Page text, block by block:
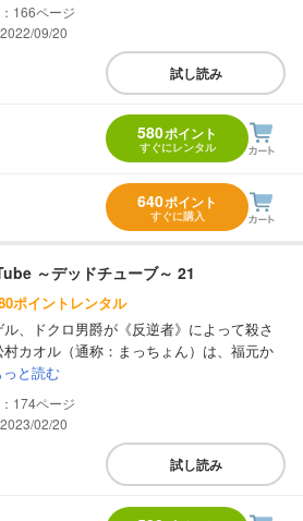
166
09/20
試し読み
580ポイント
すぐにレンタル
640ポイント
すぐに購入
～デッドチューブ～ 21
ポイントレンタル
、ドクロ男爵が《反逆者》によって殺さ
カオル（通称：まっちょん）は、福元か
っと読む
174
02/20
試し読み